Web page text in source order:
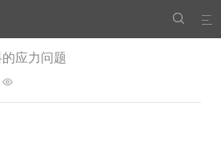


应力问题
